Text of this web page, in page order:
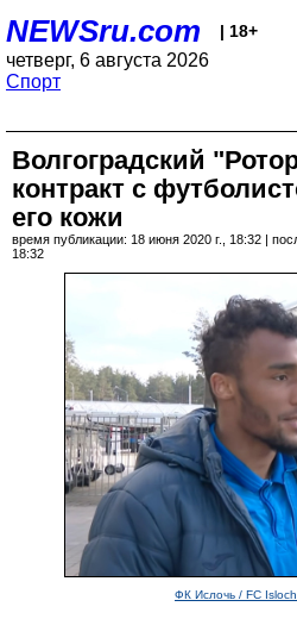
NEWSru.com | 18+
четверг, 6 августа 2026
Спорт
Волгоградский
контракт с
его кожи
время публикации: 18 июня 2020 г., 18:32 |
18:32
ФК Ислочь / FC